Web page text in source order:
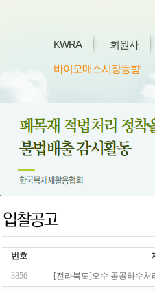
KWRA 회원사
바이오매스시장동향
번호
3856 [전라북도]오수 공공하수